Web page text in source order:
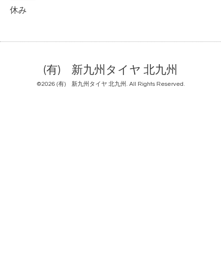
休み
(有) 新九州タイヤ 北九州
©2026 (有) 新九州タイヤ 北九州 . All Rights Reserved.